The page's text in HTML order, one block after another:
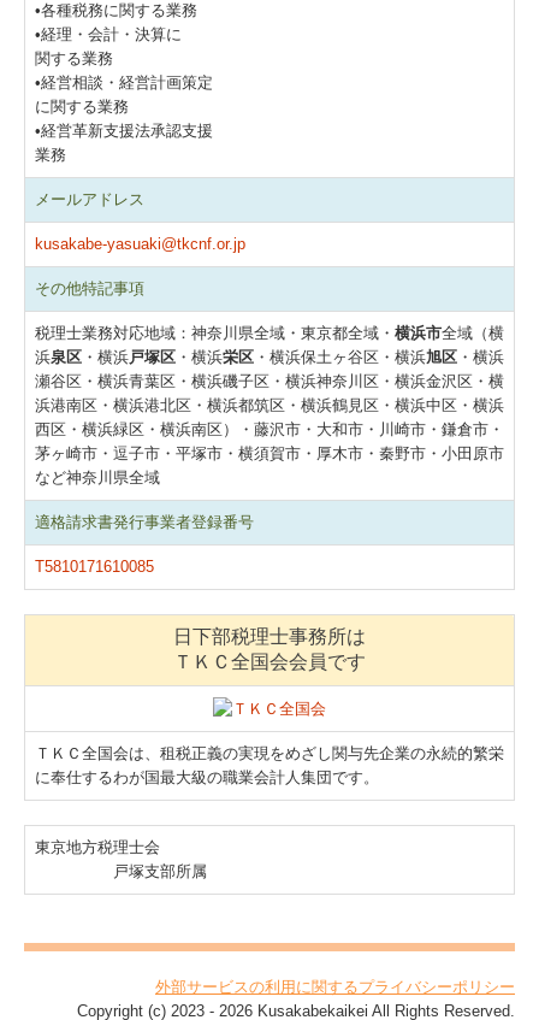
•各種税務に関する業務
•経理・会計・決算に
関する業務
•経営相談・経営計画策定
に関する業務
•経営革新支援法承認支援
業務
メールアドレス
kusakabe-yasuaki@tkcnf.or.jp
その他特記事項
税理士業務対応地域：神奈川県全域・東京都全域・ 横浜市全域（横
浜泉区 ・横浜戸塚区 ・横浜栄区 ・横浜保土ヶ谷区・横浜旭区 ・横浜
瀬谷区・横浜青葉区・横浜磯子区・横浜神奈川区・横浜金沢区・横
浜港南区・横浜港北区・横浜都筑区・横浜鶴見区・横浜中区・横浜
西区・横浜緑区・横浜南区）・藤沢市・大和市・川崎市・鎌倉市・
茅ヶ崎市・逗子市・平塚市・横須賀市・厚木市・秦野市・小田原市
など神奈川県全域
適格請求書発行事業者登録番号
T5810171610085
日下部税理士事務所は
ＴＫＣ全国会会員です
ＴＫＣ全国会は、租税正義の実現をめざし関与先企業の永続的繁栄
に奉仕するわが国最大級の職業会計人集団です。
東京地方税理士会
戸塚支部所属
外部サービスの利用に関するプライバシーポリシー
Copyright (c) 2023 - 2026 Kusakabekaikei All Rights Reserved.